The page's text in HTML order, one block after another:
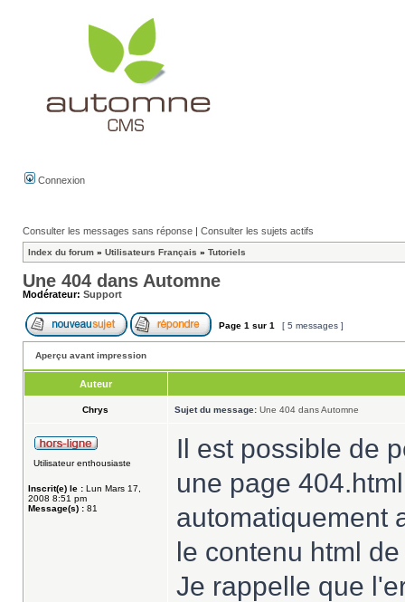
Connexion
Consulter les messages sans réponse | Consulter les sujets actifs
Index du forum » Utilisateurs Français » Tutoriels
Une 404 dans Automne
Modérateur: Support
Page 1 sur 1 [ 5 messages ]
Aperçu avant impression
Auteur
Chrys Sujet du message: Une 404 dans Automne
Utilisateur enthousiaste
Inscrit(e) le : Lun Mars 17,
2008 8:51 pm
Message(s) : 81
Il est possible de
une page
automatiquement
le contenu html
Je rappelle que